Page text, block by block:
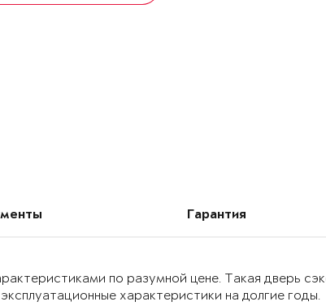
Гарантия
по разумной цене. Такая дверь
характеристики на долгие годы.